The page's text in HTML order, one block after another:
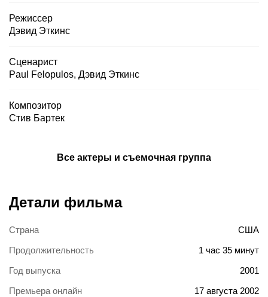
Режиссер
Дэвид Эткинс
Сценарист
Paul Felopulos, Дэвид Эткинс
Композитор
Стив Бартек
Все актеры и съемочная группа
Детали фильма
Страна
США
Продолжительность
1 час 35 минут
Год выпуска
2001
Премьера онлайн
17 августа 2002